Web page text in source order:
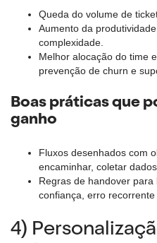
Queda do volume de
Aumento da
complexidade.
Melhor alocação do time
prevenção de churn e
Boas práticas que
ganho
Fluxos desenhados com
encaminhar, coletar
Regras de handover
confiança, erro recorrente
4)